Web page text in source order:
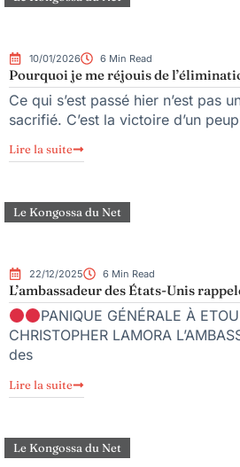
10/01/2026 6 Min Read
Pourquoi je me réjouis de
Ce qui s’est passé hier n’est pas
sacrifié. C’est la victoire d’un
Lire la suite
Le Kongossa du Net
22/12/2025 6 Min Read
L’ambassadeur des États-Unis
PANIQUE GÉNÉRALE À
CHRISTOPHER LAMORA
des
Lire la suite
Le Kongossa du Net